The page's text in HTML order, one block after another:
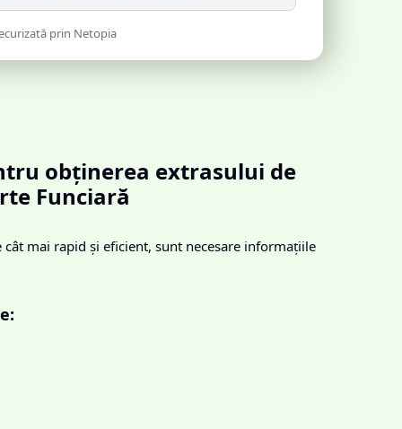
prin Netopia
obținerea extrasului de
Funciară
cât mai rapid și eficient, sunt necesare informațiile